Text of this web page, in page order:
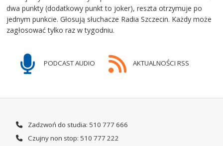
dwa punkty (dodatkowy punkt to joker), reszta otrzymuje po
jednym punkcie. Głosują słuchacze Radia Szczecin. Każdy może
zagłosować tylko raz w tygodniu.
PODCAST AUDIO AKTUALNOŚCI RSS
Zadzwoń do studia: 510 777 666
Czujny non stop: 510 777 222